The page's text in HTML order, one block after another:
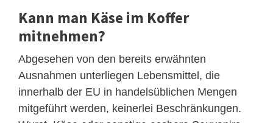
Kann man Käse im Koffer
mitnehmen?
Abgesehen von den bereits erwähnten
Ausnahmen unterliegen Lebensmittel, die
innerhalb der EU in handelsüblichen Mengen
mitgeführt werden, keinerlei Beschränkungen.